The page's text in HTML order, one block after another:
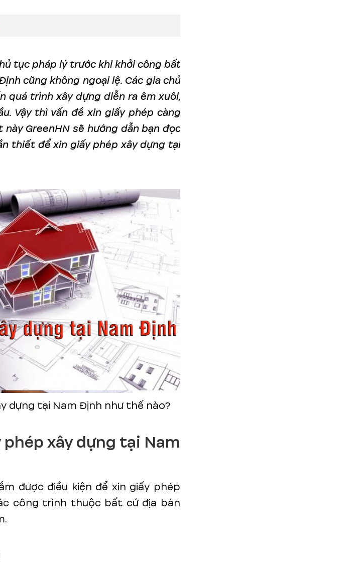
tục pháp lý trước khi khởi công bất
cũng không ngoại lệ. Các gia chủ
quá trình xây dựng diễn ra êm xuôi,
Vậy thì vấn đề xin giấy phép càng
GreenHN sẽ hướng dẫn bạn đọc
thiết để xin giấy phép xây dựng tại
dựng tại Nam Định như thế nào?
xây dựng tại Nam
được điều kiện để xin giấy phép
công trình thuộc bất cứ địa bàn